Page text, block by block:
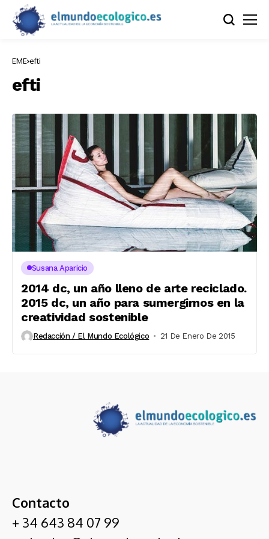
EME efti
efti
Susana Aparicio
2014 dc, un año lleno de arte reciclado.
2015 dc, un año para sumergirnos en la
creatividad sostenible
Redacción / El Mundo Ecológico 21 De Enero De 2015
Contacto
+ 34 643 84 07 99